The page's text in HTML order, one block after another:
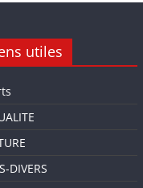
utiles
DIVERS